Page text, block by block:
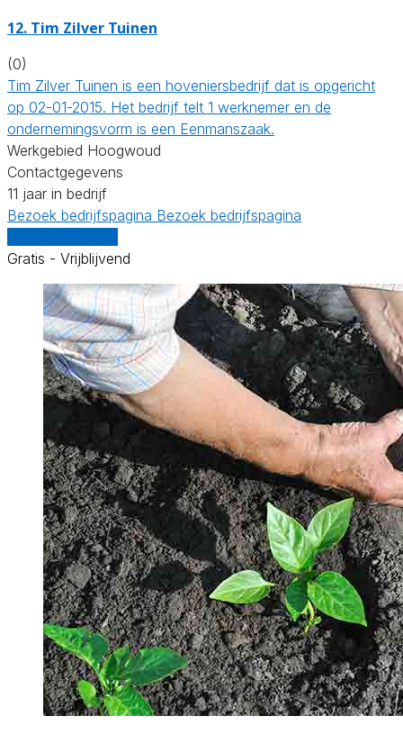
12. Tim Zilver Tuinen
(0)
Tim Zilver Tuinen is een hoveniersbedrijf dat is opgericht
op 02-01-2015. Het bedrijf telt 1 werknemer en de
ondernemingsvorm is een Eenmanszaak.
Werkgebied Hoogwoud
Contactgegevens
11 jaar in bedrijf
Bezoek bedrijfspagina Bezoek bedrijfspagina
Gratis - Vrijblijvend